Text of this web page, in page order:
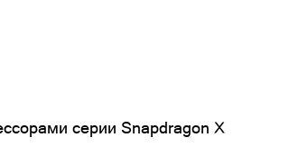
серии Snapdragon X